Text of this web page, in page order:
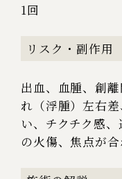
1回
リスク・副作用
出血、血腫、創
れ（浮腫）左右
い、チクチク感
の火傷、焦点が